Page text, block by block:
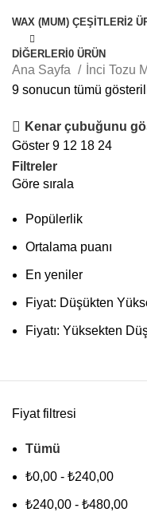
WAX (MUM) ÇEŞITLERI 2
DIĞERLERI 0 ÜRÜN
Ana Sayfa İnci Tozu
9 sonucun tümü
Kenar çubuğunu
Göster 9 12 18 24
Filtreler
Göre sırala
Popülerlik
Ortalama puanı
En yeniler
Fiyat: Düşükten
Fiyatı: Yüksekten
Fiyat filtresi
Tümü
₺0,00 - ₺240,00
₺240,00 - ₺480,00